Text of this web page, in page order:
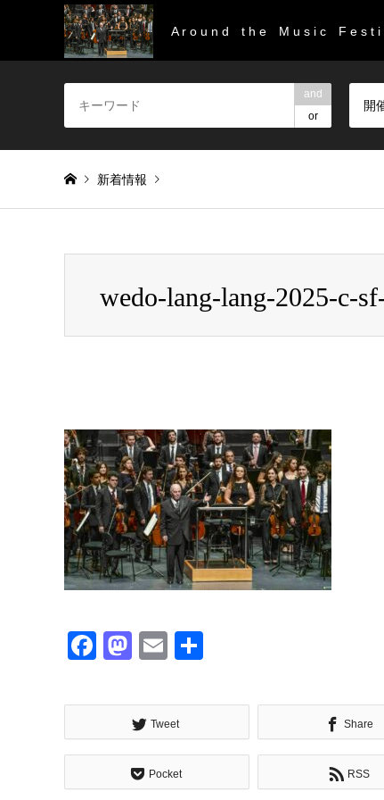
A r o u n d t h e M u s i c F e s t i
and
or
開
新着情報
wedo-lang-lang-2025-c-sf-marco-borrelli-005 (1)
wedo-lang-lang-2025-c-
Facebook
Mastodon
Email
Tweet Share
Pocket RSS